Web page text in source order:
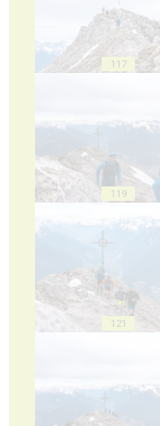
117
119
121